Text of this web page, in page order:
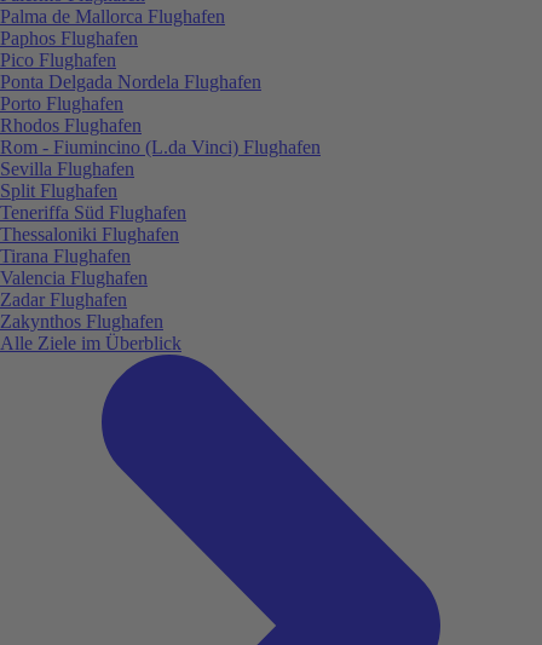
Palma de Mallorca Flughafen
Paphos Flughafen
Pico Flughafen
Ponta Delgada Nordela Flughafen
Porto Flughafen
Rhodos Flughafen
Rom - Fiumincino (L.da Vinci) Flughafen
Sevilla Flughafen
Split Flughafen
Teneriffa Süd Flughafen
Thessaloniki Flughafen
Tirana Flughafen
Valencia Flughafen
Zadar Flughafen
Zakynthos Flughafen
Alle Ziele im Überblick